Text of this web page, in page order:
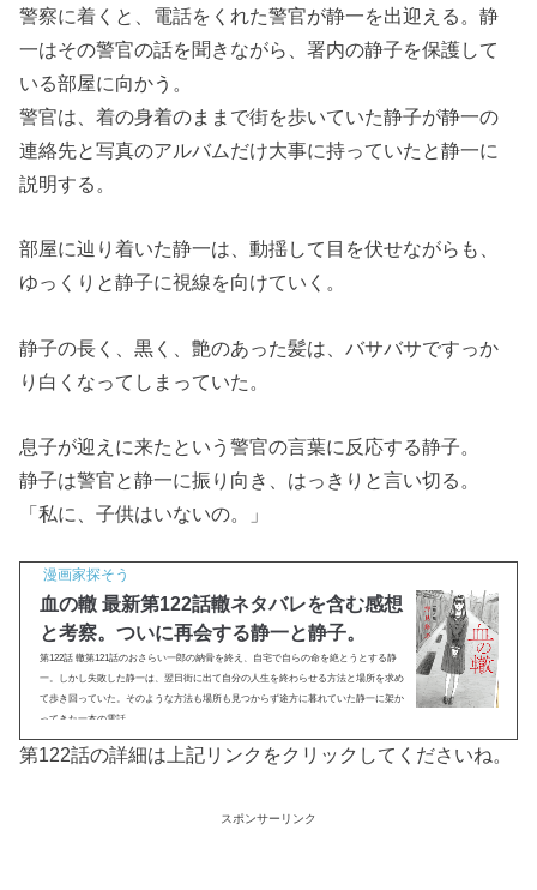
警察に着くと、電話をくれた警官が静一を出迎える。静
一はその警官の話を聞きながら、署内の静子を保護して
いる部屋に向かう。
警官は、着の身着のままで街を歩いていた静子が静一の
連絡先と写真のアルバムだけ大事に持っていたと静一に
説明する。
部屋に辿り着いた静一は、動揺して目を伏せながらも、
ゆっくりと静子に視線を向けていく。
静子の長く、黒く、艶のあった髪は、バサバサですっか
り白くなってしまっていた。
息子が迎えに来たという警官の言葉に反応する静子。
静子は警官と静一に振り向き、はっきりと言い切る。
「私に、子供はいないの。」
漫画家探そう
血の轍 最新第122話轍ネタバレを含む感想
と考察。ついに再会する静一と静子。
第122話 轍第121話のおさらい一郎の納骨を終え、自宅で自らの命を絶とうとする静
一。しかし失敗した静一は、翌日街に出て自分の人生を終わらせる方法と場所を求め
て歩き回っていた。そのような方法も場所も見つからず途方に暮れていた静一に架か
ってきた一本の電話。...
第122話の詳細は上記リンクをクリックしてくださいね。
スポンサーリンク